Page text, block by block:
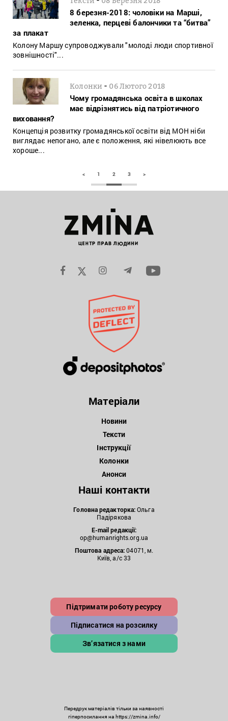
8 березня-2018: чоловіки на Марші,
зеленка, перцеві балончики та “битва”
за плакат
Колону Маршу супроводжували "молоді люди спортивної
зовнішності"...
Колонки - 06 Лютого 2018
Чому громадянська освіта в школах
має відрізнятись від патріотичного
виховання?
Концепція розвитку громадянської освіти від МОН ніби
виглядає непогано, але є положення, які нівелюють все
хороше...
< 1 2 3 >
Матеріали
Новини
Тексти
Інструкції
Колонки
Анонси
Наші контакти
Головна редакторка:Ольга
Падірякова
E-mail редакції:
op@humanrights.org.ua
Поштова адреса:04071, м.
Київ, а/с 33
Підтримати роботу ресурсу
Підписатися на розсилку
Зв’язатися з нами
Передрук матеріалів тільки за наявності
гіперпосилання на https://zmina.info/